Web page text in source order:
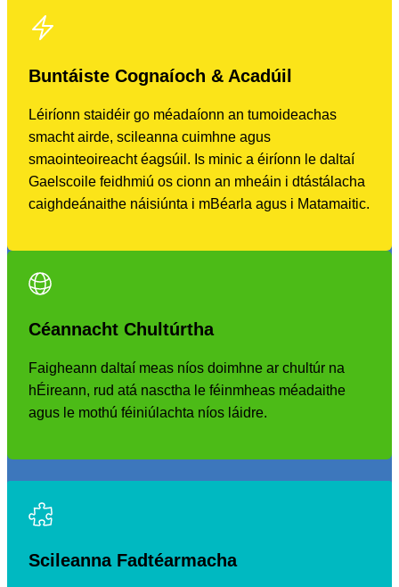
Buntáiste Cognaíoch & Acadúil
Léiríonn staidéir go méadaíonn an tumoideachas
smacht airde, scileanna cuimhne agus
smaointeoireacht éagsúil. Is minic a éiríonn le daltaí
Gaelscoile feidhmiú os cionn an mheáin i dtástálacha
caighdeánaithe náisiúnta i mBéarla agus i Matamaitic.
Céannacht Chultúrtha
Faigheann daltaí meas níos doimhne ar chultúr na
hÉireann, rud atá nasctha le féinmheas méadaithe
agus le mothú féiniúlachta níos láidre.
Scileanna Fadtéarmacha